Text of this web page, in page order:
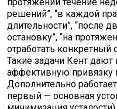
решений”, “в каждой
длительности”, “после
остановку”, “на
отработать конкретный
Такие задачи Кент
аффективную привязку
Дополнительно
первый — основная